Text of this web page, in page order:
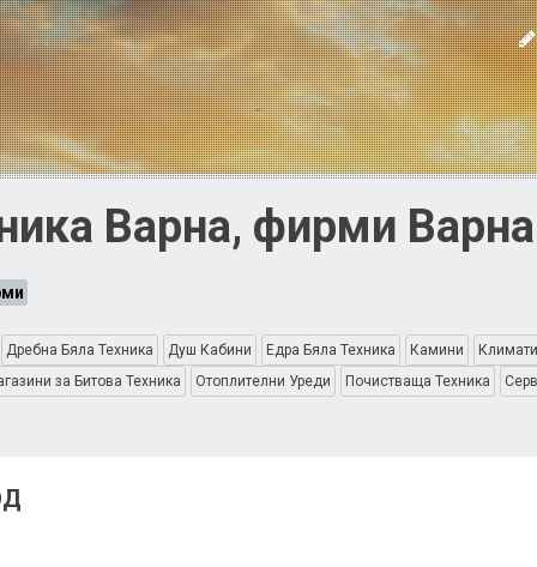
Варна, фирми
Дребна Бяла Техника Душ Кабини Едра Бяла Техника Камини
за Битова Техника Отоплителни Уреди Почистваща Техника